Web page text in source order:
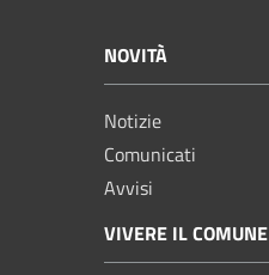
NOVITÀ
Notizie
Comunicati
Avvisi
VIVERE IL COMUNE